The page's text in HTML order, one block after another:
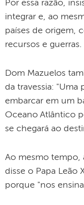
Por essa razão,
integrar e, ao
países de origem,
recursos e guerras.
Dom Mazuelos
da travessia:
embarcar em um
Oceano Atlântico
se chegará ao
Ao mesmo tempo,
disse o Papa Leão
porque "nos